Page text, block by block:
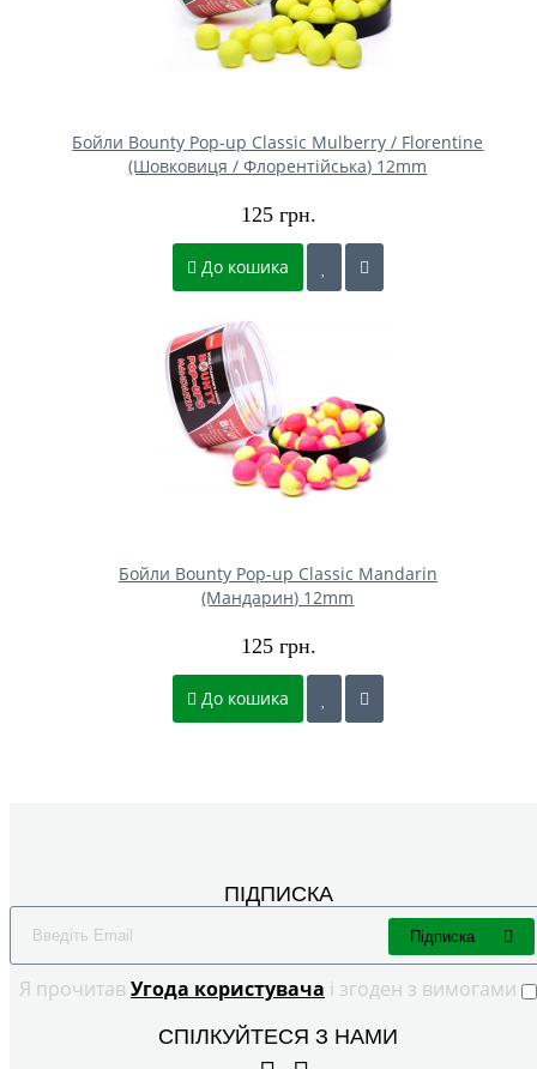
Бойли Bounty Pop-up Classic Mulberry / Florentine
(Шовковиця / Флорентійська) 12mm
125 грн.
До кошика
Бойли Bounty Pop-up Classic Mandarin
(Мандарин) 12mm
125 грн.
До кошика
ПІДПИСКА
Я прочитав Угода користувача і згоден з вимогами
Підписка
СПІЛКУЙТЕСЯ З НАМИ